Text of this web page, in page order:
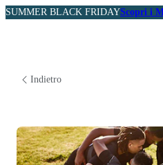
SUMMER BLACK FRIDAYScopri i
Indietro